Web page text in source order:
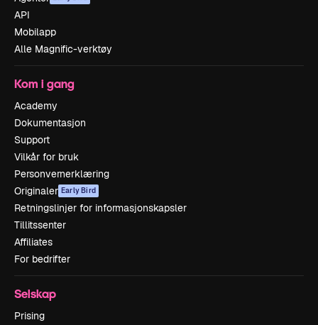
API
Mobilapp
Alle Magnific-verktøy
Kom i gang
Academy
Dokumentasjon
Support
Vilkår for bruk
Personvernerklæring
Originaler Early Bird
Retningslinjer for informasjonskapsler
Tillitssenter
Affiliates
For bedrifter
Selskap
Prising